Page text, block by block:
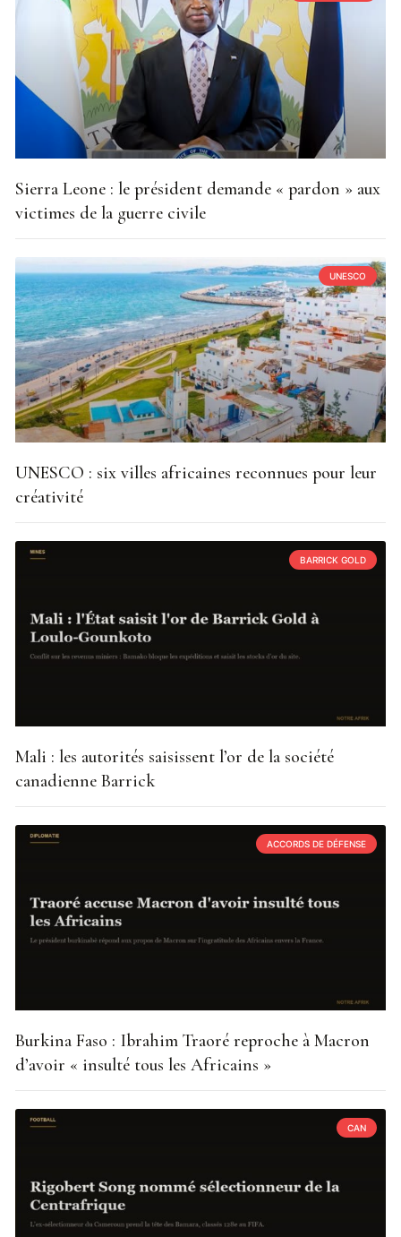
Sierra Leone : le président demande « pardon » aux
victimes de la guerre civile
UNESCO
UNESCO : six villes africaines reconnues pour leur
créativité
BARRICK GOLD
Mali : les autorités saisissent l’or de la société
canadienne Barrick
ACCORDS DE DÉFENSE
Burkina Faso : Ibrahim Traoré reproche à Macron
d’avoir « insulté tous les Africains »
CAN